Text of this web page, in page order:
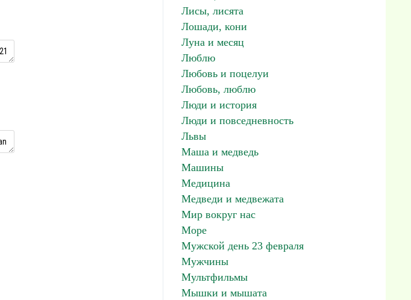
Лисы, лисята
Лошади, кони
Луна и месяц
Люблю
Любовь и поцелуи
Любовь, люблю
Люди и история
Люди и повседневность
Львы
Маша и медведь
Машины
Медицина
Медведи и медвежата
Мир вокруг нас
Море
Мужской день 23 февраля
Мужчины
Мультфильмы
Мышки и мышата